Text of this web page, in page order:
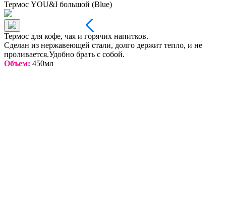
Термос YOU&I большой (Blue)
Термос для кофе, чая и горячих напитков.
Сделан из нержавеющей стали, долго держит тепло, и не
проливается.Удобно брать с собой.
Объем: 450мл